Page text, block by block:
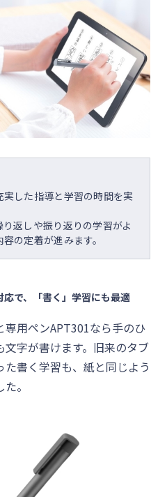
した指導と学習の時間を実
返しや振り返りの学習がよ
の定着が進みます。
で、「書く」学習にも最適
用ペンAPT301なら手のひ
字が書けます。旧来のタブ
書く学習も、紙と同じよう
。